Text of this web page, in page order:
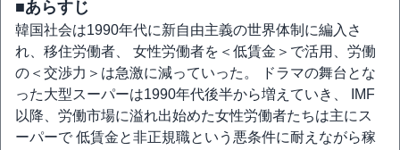
■あらすじ
韓国社会は1990年代に新自由主義の世界体制に編入さ
れ、移住労働者、 女性労働者を＜低賃金＞で活用、労働
の＜交渉力＞は急激に減っていった。 ドラマの舞台とな
った大型スーパーは1990年代後半から増えていき、 IMF
以降、労働市場に溢れ出始めた女性労働者たちは主にス
ーパーで 低賃金と非正規職という悪条件に耐えながら稼